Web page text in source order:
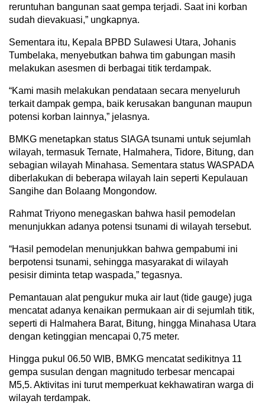
reruntuhan bangunan saat gempa terjadi. Saat ini korban
sudah dievakuasi,” ungkapnya.
Sementara itu, Kepala BPBD Sulawesi Utara, Johanis
Tumbelaka, menyebutkan bahwa tim gabungan masih
melakukan asesmen di berbagai titik terdampak.
“Kami masih melakukan pendataan secara menyeluruh
terkait dampak gempa, baik kerusakan bangunan maupun
potensi korban lainnya,” jelasnya.
BMKG menetapkan status SIAGA tsunami untuk sejumlah
wilayah, termasuk Ternate, Halmahera, Tidore, Bitung, dan
sebagian wilayah Minahasa. Sementara status WASPADA
diberlakukan di beberapa wilayah lain seperti Kepulauan
Sangihe dan Bolaang Mongondow.
Rahmat Triyono menegaskan bahwa hasil pemodelan
menunjukkan adanya potensi tsunami di wilayah tersebut.
“Hasil pemodelan menunjukkan bahwa gempabumi ini
berpotensi tsunami, sehingga masyarakat di wilayah
pesisir diminta tetap waspada,” tegasnya.
Pemantauan alat pengukur muka air laut (tide gauge) juga
mencatat adanya kenaikan permukaan air di sejumlah titik,
seperti di Halmahera Barat, Bitung, hingga Minahasa Utara
dengan ketinggian mencapai 0,75 meter.
Hingga pukul 06.50 WIB, BMKG mencatat sedikitnya 11
gempa susulan dengan magnitudo terbesar mencapai
M5,5. Aktivitas ini turut memperkuat kekhawatiran warga di
wilayah terdampak.